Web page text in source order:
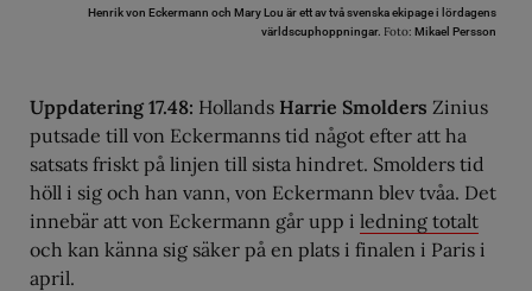
Henrik von Eckermann och Mary Lou är ett av två svenska ekipage i lördagens
världscuphoppningar. Foto: Mikael Persson
Uppdatering 17.48: Hollands Harrie Smolders Zinius
putsade till von Eckermanns tid något efter att ha
satsats friskt på linjen till sista hindret. Smolders tid
höll i sig och han vann, von Eckermann blev tvåa. Det
innebär att von Eckermann går upp i ledning totalt
och kan känna sig säker på en plats i finalen i Paris i
april.